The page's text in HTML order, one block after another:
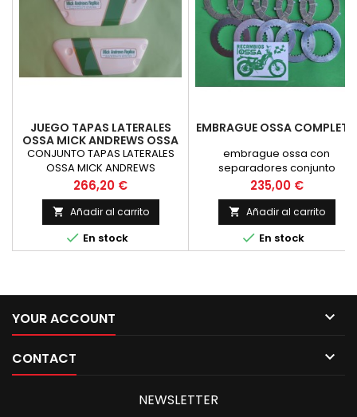
JUEGO TAPAS LATERALES
OSSA MICK ANDREWS OSSA
MAR
CONJUNTO TAPAS LATERALES
OSSA MICK ANDREWS
Precio
266,20 €
 Añadir al carrito
 En stock
EMBRAGUE OSSA COMPLETO
embrague ossa con
separadores conjunto
completo. Combina este
articulo con los muelles
especiales
Precio
235,00 €
 Añadir al carrito
 En stock
YOUR ACCOUNT 
CONTACT 
NEWSLETTER